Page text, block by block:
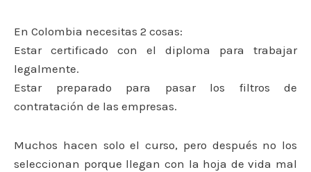
En Colombia necesitas 2 cosas:
Estar certificado con el diploma para trabajar
legalmente.
Estar preparado para pasar los filtros de
contratación de las empresas.
Muchos hacen solo el curso, pero después no los
seleccionan porque llegan con la hoja de vida mal